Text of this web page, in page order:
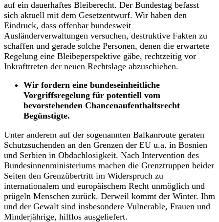
auf ein dauerhaftes Bleiberecht. Der Bundestag befasst
sich aktuell mit dem Gesetzentwurf. Wir haben den
Eindruck, dass offenbar bundesweit
Ausländerverwaltungen versuchen, destruktive Fakten zu
schaffen und gerade solche Personen, denen die erwartete
Regelung eine Bleibeperspektive gäbe, rechtzeitig vor
Inkrafttreten der neuen Rechtslage abzuschieben.
Wir fordern eine bundeseinheitliche
Vorgriffsregelung für potentiell vom
bevorstehenden Chancenaufenthaltsrecht
Begünstigte.
Unter anderem auf der sogenannten Balkanroute geraten
Schutzsuchenden an den Grenzen der EU u.a. in Bosnien
und Serbien in Obdachlosigkeit. Nach Intervention des
Bundesinnenministeriums machen die Grenztruppen beider
Seiten den Grenzübertritt im Widerspruch zu
internationalem und europäischem Recht unmöglich und
prügeln Menschen zurück. Derweil kommt der Winter. Ihm
und der Gewalt sind insbesondere Vulnerable, Frauen und
Minderjährige, hilflos ausgeliefert.